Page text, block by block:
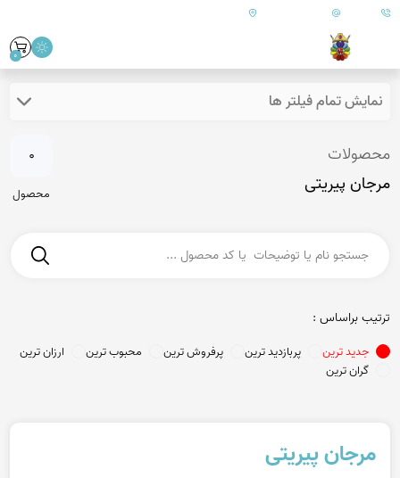
09179890157 ایران - فارس - کازرون
0
نمایش تمام فیلتر ها
محصولات
مرجان پیریتی
0
محصول
ترتیب براساس :
جدید ترین پربازدید ترین پرفروش ترین محبوب ترین
ارزان ترین
گران ترین
مرجان پیریتی